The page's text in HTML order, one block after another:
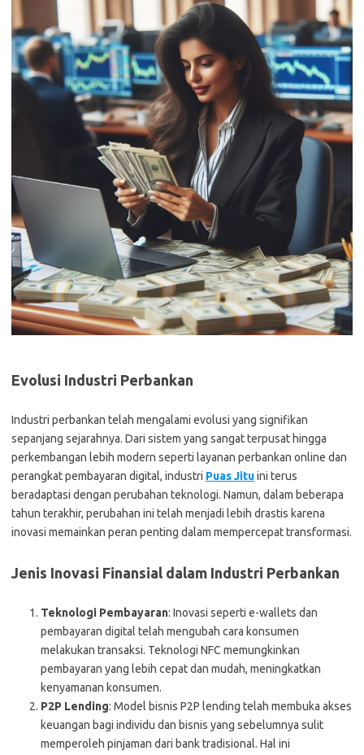
Evolusi Industri Perbankan
Industri perbankan telah mengalami evolusi yang signifikan
sepanjang sejarahnya. Dari sistem yang sangat terpusat hingga
perkembangan lebih modern seperti layanan perbankan online dan
perangkat pembayaran digital, industri Puas Jituini terus
beradaptasi dengan perubahan teknologi. Namun, dalam beberapa
tahun terakhir, perubahan ini telah menjadi lebih drastis karena
inovasi memainkan peran penting dalam mempercepat transformasi.
Jenis Inovasi Finansial dalam Industri Perbankan
Teknologi Pembayaran: Inovasi seperti e-wallets dan
pembayaran digital telah mengubah cara konsumen
melakukan transaksi. Teknologi NFC memungkinkan
pembayaran yang lebih cepat dan mudah, meningkatkan
kenyamanan konsumen.
P2P Lending: Model bisnis P2P lending telah membuka akses
keuangan bagi individu dan bisnis yang sebelumnya sulit
memperoleh pinjaman dari bank tradisional. Hal ini